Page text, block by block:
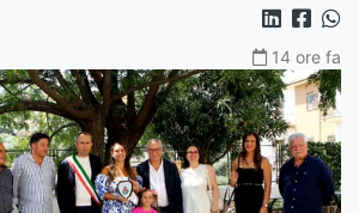
14 ore fa